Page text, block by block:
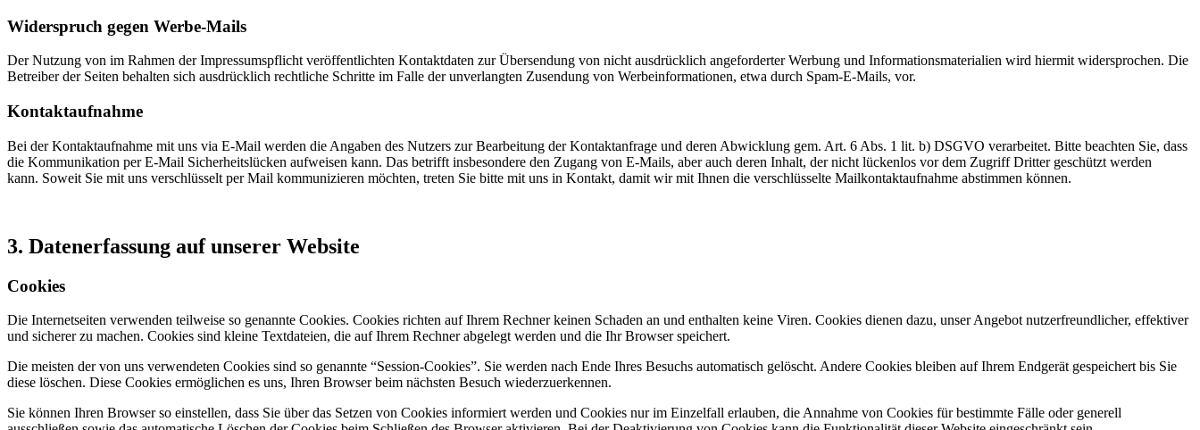
Widerspruch gegen Werbe-Mails
Der Nutzung von im Rahmen der Impressumspflicht veröffentlichten Kontaktdaten zur Übersendung von nicht ausdrücklich angeforderter Werbung und Informationsmaterialien wird hiermit widersprochen. Die
Betreiber der Seiten behalten sich ausdrücklich rechtliche Schritte im Falle der unverlangten Zusendung von Werbeinformationen, etwa durch Spam-E-Mails, vor.
Kontaktaufnahme
Bei der Kontaktaufnahme mit uns via E-Mail werden die Angaben des Nutzers zur Bearbeitung der Kontaktanfrage und deren Abwicklung gem. Art. 6 Abs. 1 lit. b) DSGVO verarbeitet. Bitte beachten Sie, dass
die Kommunikation per E-Mail Sicherheitslücken aufweisen kann. Das betrifft insbesondere den Zugang von E-Mails, aber auch deren Inhalt, der nicht lückenlos vor dem Zugriff Dritter geschützt werden
kann. Soweit Sie mit uns verschlüsselt per Mail kommunizieren möchten, treten Sie bitte mit uns in Kontakt, damit wir mit Ihnen die verschlüsselte Mailkontaktaufnahme abstimmen können.
3. Datenerfassung auf unserer Website
Cookies
Die Internetseiten verwenden teilweise so genannte Cookies. Cookies richten auf Ihrem Rechner keinen Schaden an und enthalten keine Viren. Cookies dienen dazu, unser Angebot nutzerfreundlicher, effektiver
und sicherer zu machen. Cookies sind kleine Textdateien, die auf Ihrem Rechner abgelegt werden und die Ihr Browser speichert.
Die meisten der von uns verwendeten Cookies sind so genannte “Session-Cookies”. Sie werden nach Ende Ihres Besuchs automatisch gelöscht. Andere Cookies bleiben auf Ihrem Endgerät gespeichert bis Sie
diese löschen. Diese Cookies ermöglichen es uns, Ihren Browser beim nächsten Besuch wiederzuerkennen.
Sie können Ihren Browser so einstellen, dass Sie über das Setzen von Cookies informiert werden und Cookies nur im Einzelfall erlauben, die Annahme von Cookies für bestimmte Fälle oder generell